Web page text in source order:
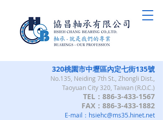
320桃園市中壢區內定七街135號
No.135, Neiding 7th St., Zhongli Dist.,
Taoyuan City 320, Taiwan (R.O.C.)
TEL：886-3-433-1567
FAX：886-3-433-1882
E-mail： hsiehc@ms35.hinet.net